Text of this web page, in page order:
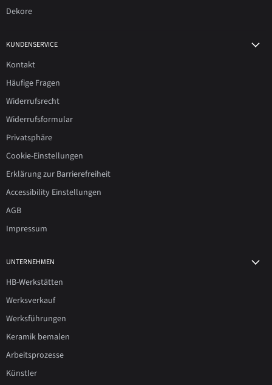
Dekore
KUNDENSERVICE
Kontakt
Häufige Fragen
Widerrufsrecht
Widerrufsformular
Privatsphäre
Cookie-Einstellungen
Erklärung zur Barrierefreiheit
Accessibility Einstellungen
AGB
Impressum
UNTERNEHMEN
HB-Werkstätten
Werksverkauf
Werksführungen
Keramik bemalen
Arbeitsprozesse
Künstler